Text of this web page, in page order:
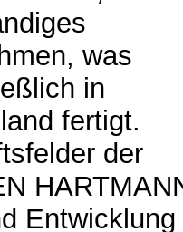
was
in
fertigt.
der
Entwicklung